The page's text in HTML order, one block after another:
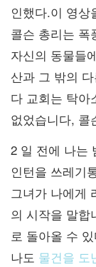
인했다.이 영
콜슨 총리는 폭
자신의 동물들
산과 그 밖의
다 교회는 탁아
없었습니다, 콜
2 일 전에 나는
인턴을 쓰레기
그녀가 나에게
의 시작을 말합
로 돌아올 수
나도 물건을 도